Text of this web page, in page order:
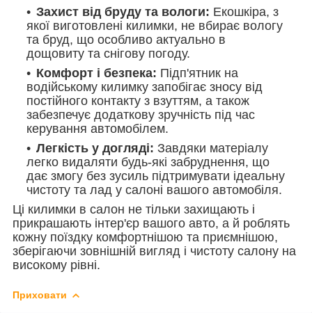
Захист від бруду та вологи: Екошкіра, з
якої виготовлені килимки, не вбирає вологу
та бруд, що особливо актуально в
дощовиту та снігову погоду.
Комфорт і безпека: Підп'ятник на
водійському килимку запобігає зносу від
постійного контакту з взуттям, а також
забезпечує додаткову зручність під час
керування автомобілем.
Легкість у догляді: Завдяки матеріалу
легко видаляти будь-які забруднення, що
дає змогу без зусиль підтримувати ідеальну
чистоту та лад у салоні вашого автомобіля.
Ці килимки в салон не тільки захищають і
прикрашають інтер'єр вашого авто, а й роблять
кожну поїздку комфортнішою та приємнішою,
зберігаючи зовнішній вигляд і чистоту салону на
високому рівні.
Приховати